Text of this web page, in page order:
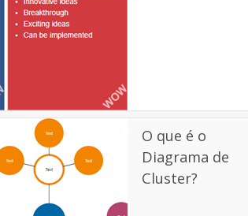
O que é o
Diagrama de
Cluster?